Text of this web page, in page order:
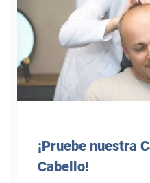
¡Pruebe nuestra
Cabello!